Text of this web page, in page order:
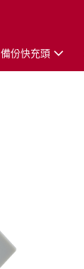
備份快充頭